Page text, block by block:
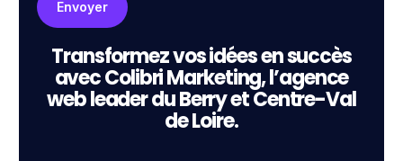
Transformez vos idées en succès
avec Colibri Marketing, l’agence
web leader du Berry et Centre-Val
de Loire.